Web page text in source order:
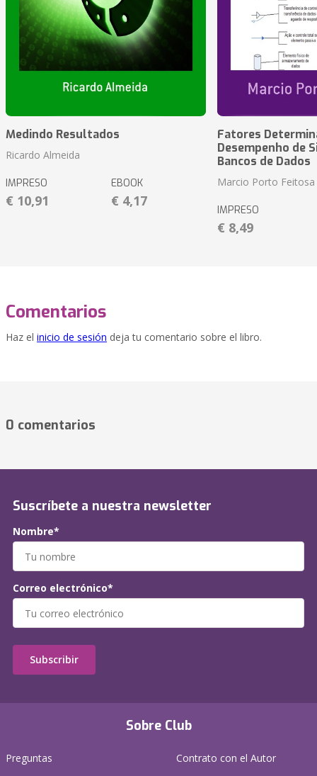
Medindo Resultados
Ricardo Almeida
IMPRESO
€ 10,91
EBOOK
€ 4,17
Fatores
Desempenho de
Bancos de Dados
Marcio Porto Feitosa
IMPRESO
€ 8,49
Comentarios
Haz el inicio de sesión deja tu comentario sobre el libro.
0 comentarios
Sobre Club
Preguntas
Contrato con el Autor
Suscríbete a nuestra newsletter
Nombre*
Correo electrónico*
Subscribir